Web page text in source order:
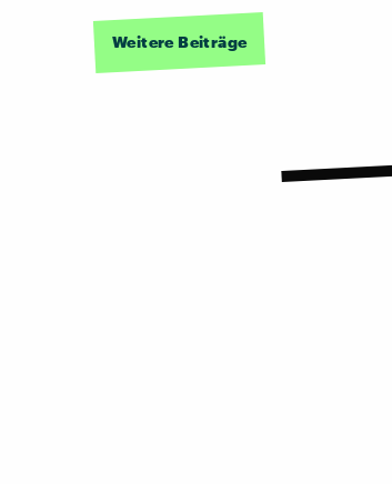
Weitere Beiträge